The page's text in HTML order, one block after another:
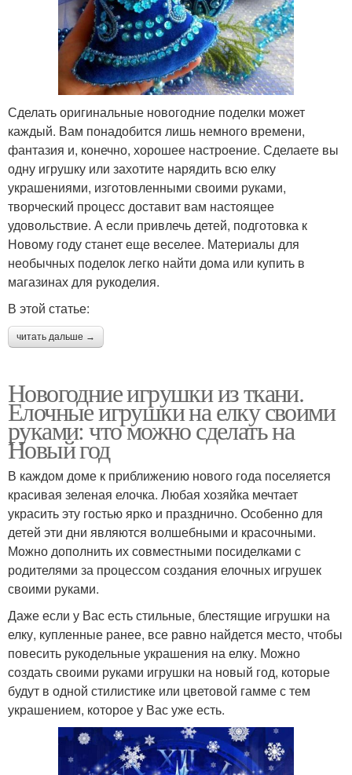
Сделать оригинальные новогодние поделки может
каждый. Вам понадобится лишь немного времени,
фантазия и, конечно, хорошее настроение. Сделаете вы
одну игрушку или захотите нарядить всю елку
украшениями, изготовленными своими руками,
творческий процесс доставит вам настоящее
удовольствие. А если привлечь детей, подготовка к
Новому году станет еще веселее. Материалы для
необычных поделок легко найти дома или купить в
магазинах для рукоделия.
В этой статье:
читать дальше →
Новогодние игрушки из ткани.
Елочные игрушки на елку своими
руками: что можно сделать на
Новый год
В каждом доме к приближению нового года поселяется
красивая зеленая елочка. Любая хозяйка мечтает
украсить эту гостью ярко и празднично. Особенно для
детей эти дни являются волшебными и красочными.
Можно дополнить их совместными посиделками с
родителями за процессом создания елочных игрушек
своими руками.
Даже если у Вас есть стильные, блестящие игрушки на
елку, купленные ранее, все равно найдется место, чтобы
повесить рукодельные украшения на елку. Можно
создать своими руками игрушки на новый год, которые
будут в одной стилистике или цветовой гамме с тем
украшением, которое у Вас уже есть.